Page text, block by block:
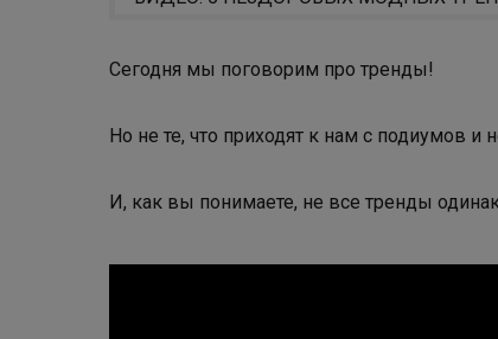
Сегодня мы поговорим про тренды!
Но не те, что приходят к нам с подиумов
И, как вы понимаете, не все тренды